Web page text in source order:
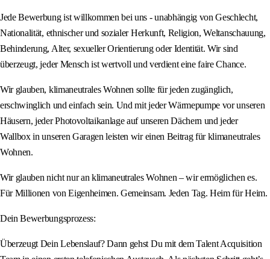
Jede Bewerbung ist willkommen bei uns - unabhängig von Geschlecht,
Nationalität, ethnischer und sozialer Herkunft, Religion, Weltanschauung,
Behinderung, Alter, sexueller Orientierung oder Identität. Wir sind
überzeugt, jeder Mensch ist wertvoll und verdient eine faire Chance.
Wir glauben, klimaneutrales Wohnen sollte für jeden zugänglich,
erschwinglich und einfach sein. Und mit jeder Wärmepumpe vor unseren
Häusern, jeder Photovoltaikanlage auf unseren Dächern und jeder
Wallbox in unseren Garagen leisten wir einen Beitrag für klimaneutrales
Wohnen.
Wir glauben nicht nur an klimaneutrales Wohnen – wir ermöglichen es.
Für Millionen von Eigenheimen. Gemeinsam. Jeden Tag. Heim für Heim.
Dein Bewerbungsprozess:
Überzeugt Dein Lebenslauf? Dann gehst Du mit dem Talent Acquisition